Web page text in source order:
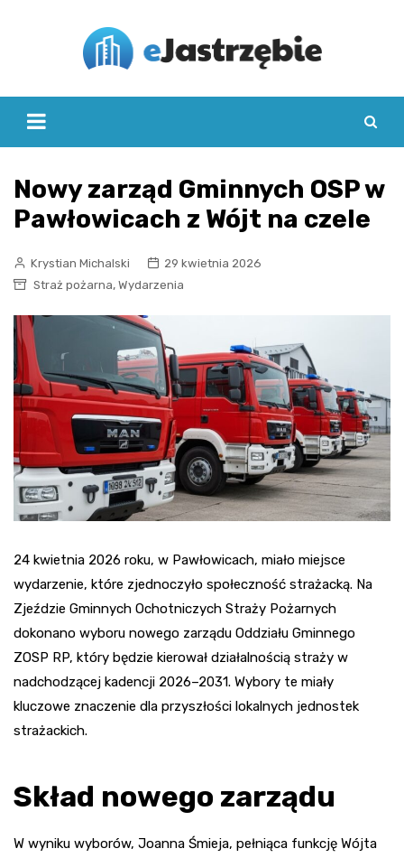
Nowy zarząd Gminnych OSP w
Pawłowicach z Wójt na czele
Krystian Michalski
29 kwietnia 2026
Straż pożarna, Wydarzenia
24 kwietnia 2026 roku, w Pawłowicach, miało miejsce
wydarzenie, które zjednoczyło społeczność strażacką. Na
Zjeździe Gminnych Ochotniczych Straży Pożarnych
dokonano wyboru nowego zarządu Oddziału Gminnego
ZOSP RP, który będzie kierował działalnością straży w
nadchodzącej kadencji 2026–2031. Wybory te miały
kluczowe znaczenie dla przyszłości lokalnych jednostek
strażackich.
Skład nowego zarządu
W wyniku wyborów, Joanna Śmieja, pełniąca funkcję Wójta